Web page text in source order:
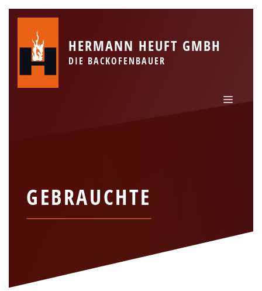
Zum
springen
HERMANN HEUFT GMBH
DIE BACKOFENBAUER
MENÜ
GEBRAUCHTE